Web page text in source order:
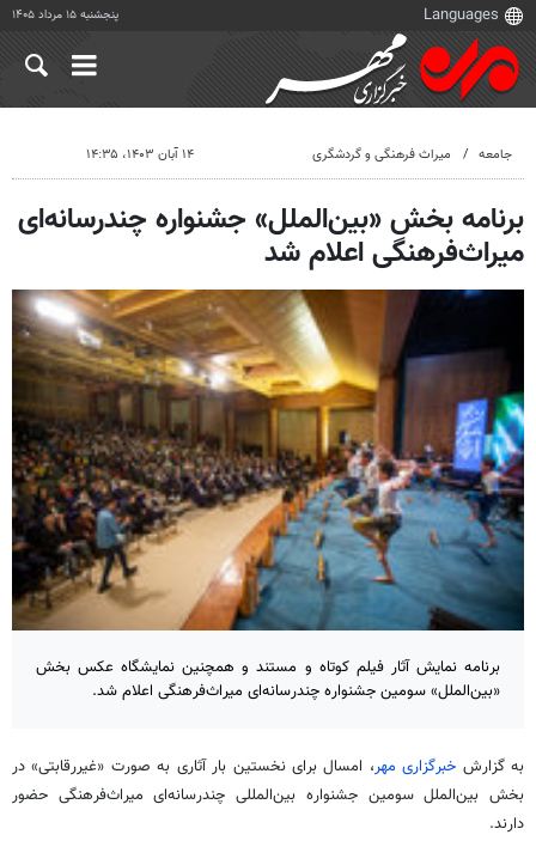
پنجشنبه ۱۵ مرداد ۱۴۰۵
جامعه میراث فرهنگی و گردشگری ۱۴ آبان ۱۴۰۳، ۱۴:۳۵
برنامه بخش «بین‌الملل» جشنواره چندرسانه‌ای
میراث‌فرهنگی اعلام شد
برنامه نمایش آثار فیلم کوتاه و مستند و همچنین نمایشگاه عکس بخش
«بین‌الملل» سومین جشنواره چندرسانه‌ای میراث‌فرهنگی اعلام شد.
به گزارش خبرگزاری مهر، امسال برای نخستین بار آثاری به صورت «غیررقابتی» در
بخش بین‌الملل سومین جشنواره بین‌المللی چندرسانه‌ای میراث‌فرهنگی حضور
دارند.